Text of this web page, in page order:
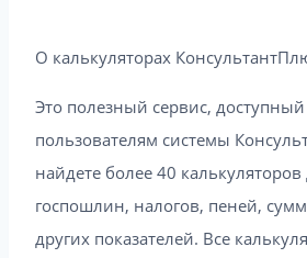
О калькуляторах
Это полезный сервис,
пользователям системы
найдете более 40 калькуляторов
госпошлин, налогов, пеней,
других показателей. Все